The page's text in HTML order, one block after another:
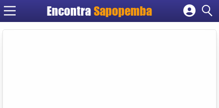
Encontra Sapopemba
Cadastrar empresa